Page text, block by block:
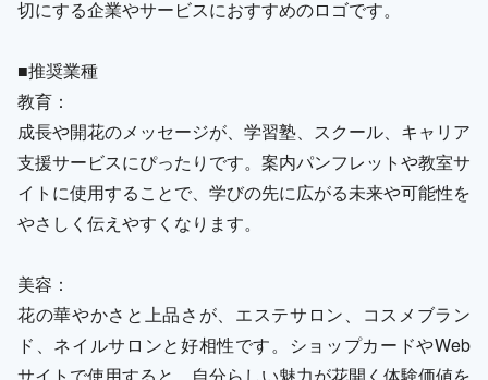
切にする企業やサービスにおすすめのロゴです。
■推奨業種
教育：
成長や開花のメッセージが、学習塾、スクール、キャリア
支援サービスにぴったりです。案内パンフレットや教室サ
イトに使用することで、学びの先に広がる未来や可能性を
やさしく伝えやすくなります。
美容：
花の華やかさと上品さが、エステサロン、コスメブラン
ド、ネイルサロンと好相性です。ショップカードやWeb
サイトで使用すると、自分らしい魅力が花開く体験価値を